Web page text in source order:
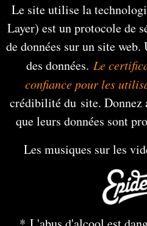
Le site utilise la
Layer) est un protocole de
de données sur un site
des données. Le
confiance pour les
crédibilité du site. Donnez
que leurs données sont
Les musiques sur les